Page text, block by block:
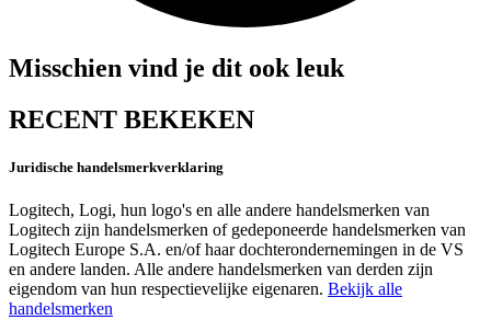
Misschien vind je dit ook leuk
RECENT BEKEKEN
Juridische handelsmerkverklaring
Logitech, Logi, hun logo's en alle andere handelsmerken van
Logitech zijn handelsmerken of gedeponeerde handelsmerken van
Logitech Europe S.A. en/of haar dochterondernemingen in de VS
en andere landen. Alle andere handelsmerken van derden zijn
eigendom van hun respectievelijke eigenaren. Bekijk alle
handelsmerken